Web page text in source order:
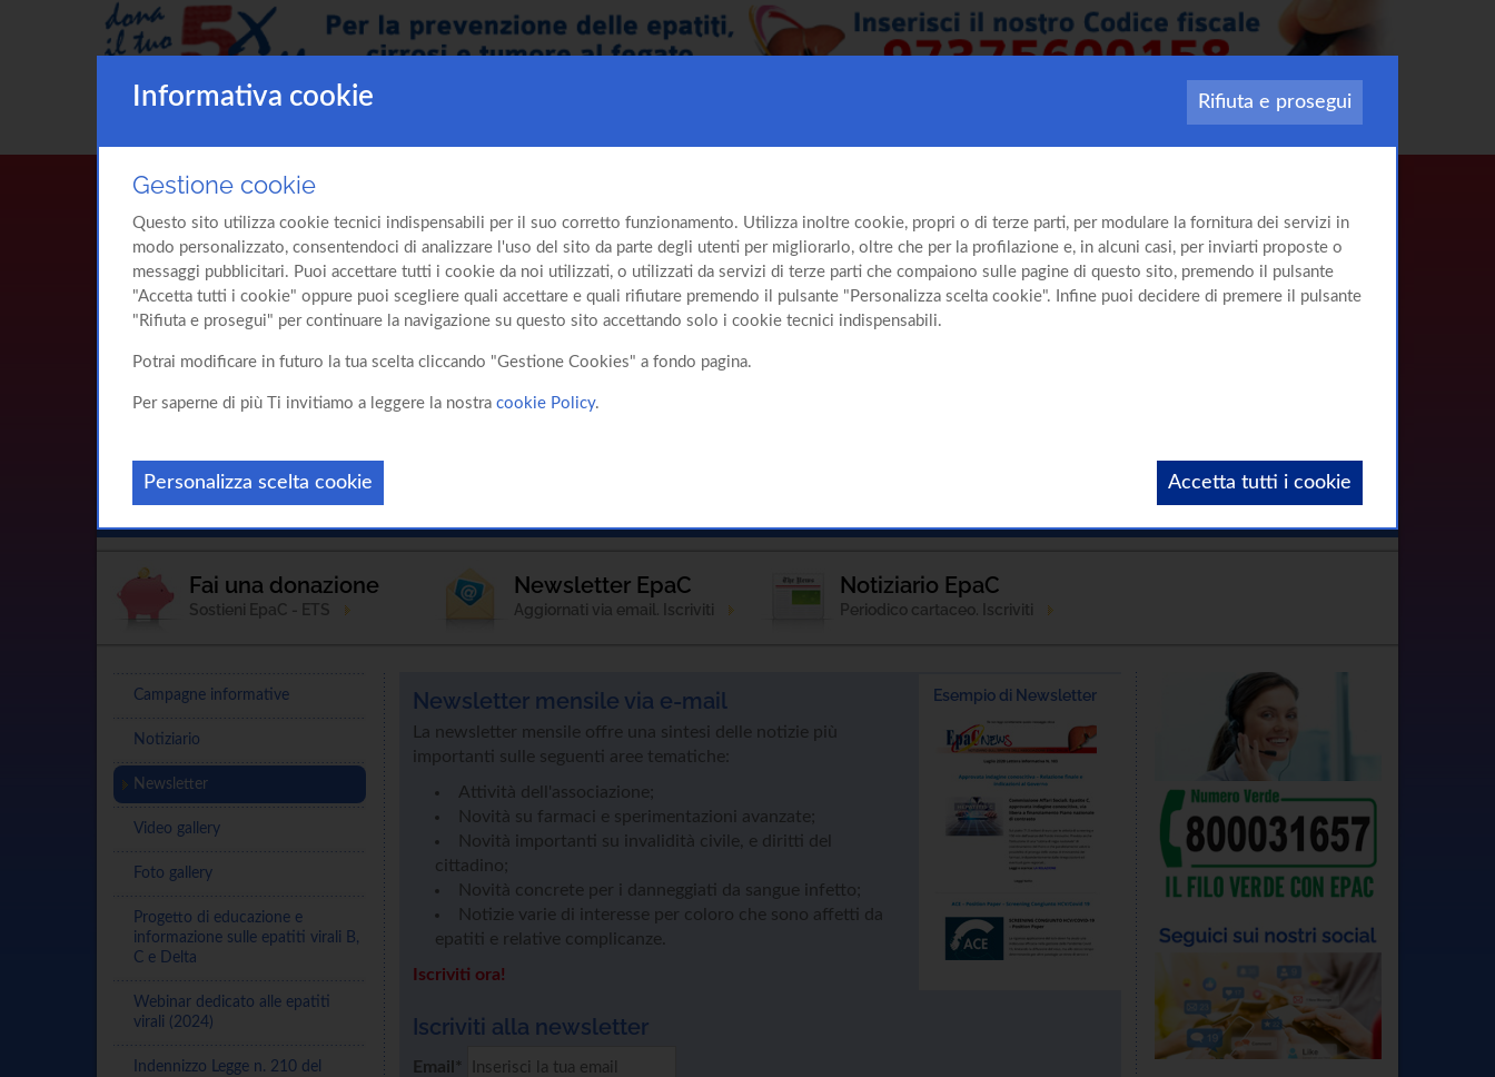
Fai una donazione
Sostieni EpaC - ETS
Newsletter EpaC
Aggiornati via email. Iscriviti
Notiziario EpaC
Periodico cartaceo. Iscriviti
Campagne informative
Notiziario
Newsletter
Video gallery
Foto gallery
Progetto di educazione e
informazione sulle epatiti virali B,
C e Delta
Webinar dedicato alle epatiti
virali (2024)
Indennizzo Legge n. 210 del
Esempio di Newsletter
Newsletter mensile via e-mail
La newsletter mensile offre una sintesi delle notizie più
importanti sulle seguenti aree tematiche:
Attività dell'associazione;
Novità su farmaci e sperimentazioni avanzate;
Novità importanti su invalidità civile, e diritti del
cittadino;
Novità concrete per i danneggiati da sangue infetto;
Notizie varie di interesse per coloro che sono affetti da
epatiti e relative complicanze.
Iscriviti ora!
Iscriviti alla newsletter
Email*
Informativa cookie Rifiuta e prosegui
Gestione cookie
Questo sito utilizza cookie tecnici indispensabili per il suo corretto funzionamento. Utilizza inoltre cookie, propri o di terze parti, per modulare la fornitura dei servizi in
modo personalizzato, consentendoci di analizzare l'uso del sito da parte degli utenti per migliorarlo, oltre che per la profilazione e, in alcuni casi, per inviarti proposte o
messaggi pubblicitari. Puoi accettare tutti i cookie da noi utilizzati, o utilizzati da servizi di terze parti che compaiono sulle pagine di questo sito, premendo il pulsante
"Accetta tutti i cookie" oppure puoi scegliere quali accettare e quali rifiutare premendo il pulsante "Personalizza scelta cookie". Infine puoi decidere di premere il pulsante
"Rifiuta e prosegui" per continuare la navigazione su questo sito accettando solo i cookie tecnici indispensabili.
Potrai modificare in futuro la tua scelta cliccando "Gestione Cookies" a fondo pagina.
Per saperne di più Ti invitiamo a leggere la nostra cookie Policy.
Personalizza scelta cookie Accetta tutti i cookie